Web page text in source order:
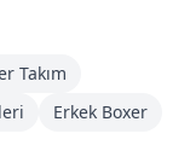
Takım
Erkek Boxer